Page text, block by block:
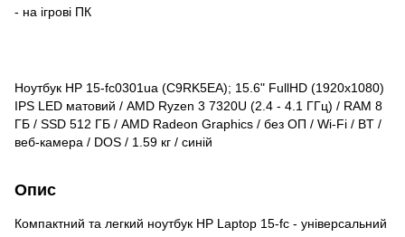
- на ігрові ПК
Ноутбук HP 15-fc0301ua (C9RK5EA); 15.6" FullHD (1920x1080)
IPS LED матовий / AMD Ryzen 3 7320U (2.4 - 4.1 ГГц) / RAM 8
ГБ / SSD 512 ГБ / AMD Radeon Graphics / без ОП / Wi-Fi / BT /
веб-камера / DOS / 1.59 кг / синій
Опис
Компактний та легкий ноутбук HP Laptop 15-fc - універсальний